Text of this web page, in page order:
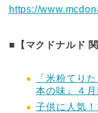
https://
■【マクドナルド
「米粉てり
本の味』４
子供に人気